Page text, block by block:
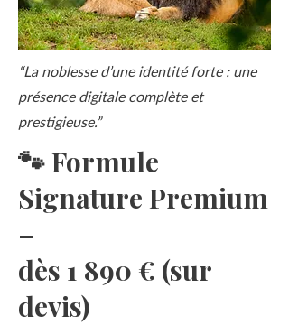
“La noblesse d’une identité forte : une
présence digitale complète et
prestigieuse.”
🐾 Formule
Signature Premium
–
dès 1 890 € (sur
devis)